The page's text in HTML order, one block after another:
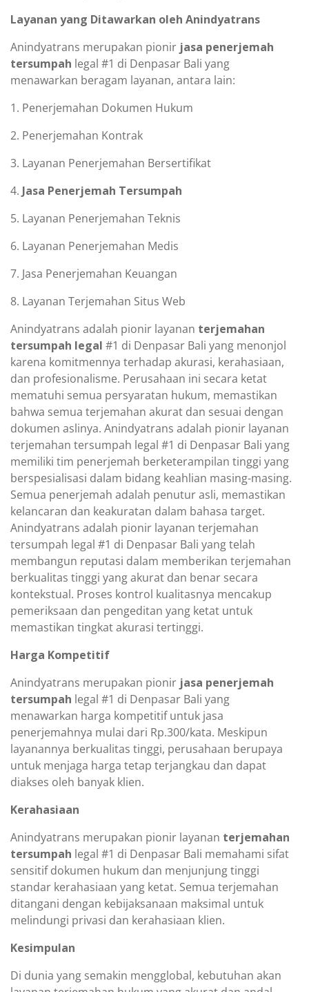
Layanan yang Ditawarkan oleh Anindyatrans
Anindyatrans merupakan pionir jasa penerjemah
tersumpah legal #1 di Denpasar Bali yang
menawarkan beragam layanan, antara lain:
1. Penerjemahan Dokumen Hukum
2. Penerjemahan Kontrak
3. Layanan Penerjemahan Bersertifikat
4. Jasa Penerjemah Tersumpah
5. Layanan Penerjemahan Teknis
6. Layanan Penerjemahan Medis
7. Jasa Penerjemahan Keuangan
8. Layanan Terjemahan Situs Web
Anindyatrans adalah pionir layanan terjemahan
tersumpah legal #1 di Denpasar Bali yang menonjol
karena komitmennya terhadap akurasi, kerahasiaan,
dan profesionalisme. Perusahaan ini secara ketat
mematuhi semua persyaratan hukum, memastikan
bahwa semua terjemahan akurat dan sesuai dengan
dokumen aslinya. Anindyatrans adalah pionir layanan
terjemahan tersumpah legal #1 di Denpasar Bali yang
memiliki tim penerjemah berketerampilan tinggi yang
berspesialisasi dalam bidang keahlian masing-masing.
Semua penerjemah adalah penutur asli, memastikan
kelancaran dan keakuratan dalam bahasa target.
Anindyatrans adalah pionir layanan terjemahan
tersumpah legal #1 di Denpasar Bali yang telah
membangun reputasi dalam memberikan terjemahan
berkualitas tinggi yang akurat dan benar secara
kontekstual. Proses kontrol kualitasnya mencakup
pemeriksaan dan pengeditan yang ketat untuk
memastikan tingkat akurasi tertinggi.
Harga Kompetitif
Anindyatrans merupakan pionir jasa penerjemah
tersumpah legal #1 di Denpasar Bali yang
menawarkan harga kompetitif untuk jasa
penerjemahnya mulai dari Rp.300/kata. Meskipun
layanannya berkualitas tinggi, perusahaan berupaya
untuk menjaga harga tetap terjangkau dan dapat
diakses oleh banyak klien.
Kerahasiaan
Anindyatrans merupakan pionir layanan terjemahan
tersumpah legal #1 di Denpasar Bali memahami sifat
sensitif dokumen hukum dan menjunjung tinggi
standar kerahasiaan yang ketat. Semua terjemahan
ditangani dengan kebijaksanaan maksimal untuk
melindungi privasi dan kerahasiaan klien.
Kesimpulan
Di dunia yang semakin mengglobal, kebutuhan akan